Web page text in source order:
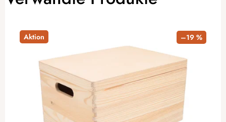
Aktion –19 %